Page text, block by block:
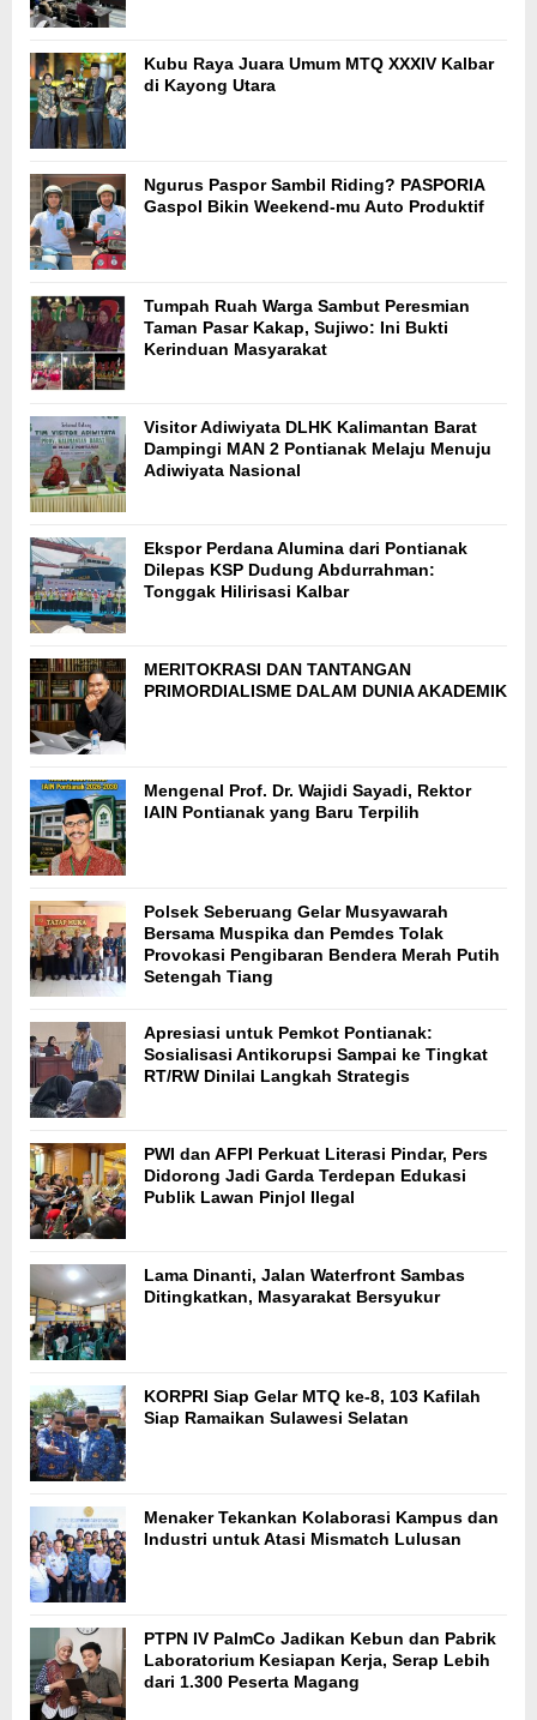
Kubu Raya Juara Umum MTQ XXXIV Kalbar
di Kayong Utara
Ngurus Paspor Sambil Riding? PASPORIA
Gaspol Bikin Weekend-mu Auto Produktif
Tumpah Ruah Warga Sambut Peresmian
Taman Pasar Kakap, Sujiwo: Ini Bukti
Kerinduan Masyarakat
Visitor Adiwiyata DLHK Kalimantan Barat
Dampingi MAN 2 Pontianak Melaju Menuju
Adiwiyata Nasional
Ekspor Perdana Alumina dari Pontianak
Dilepas KSP Dudung Abdurrahman:
Tonggak Hilirisasi Kalbar
MERITOKRASI DAN TANTANGAN
PRIMORDIALISME DALAM DUNIA AKADEMIK
Mengenal Prof. Dr. Wajidi Sayadi, Rektor
IAIN Pontianak yang Baru Terpilih
Polsek Seberuang Gelar Musyawarah
Bersama Muspika dan Pemdes Tolak
Provokasi Pengibaran Bendera Merah Putih
Setengah Tiang
Apresiasi untuk Pemkot Pontianak:
Sosialisasi Antikorupsi Sampai ke Tingkat
RT/RW Dinilai Langkah Strategis
PWI dan AFPI Perkuat Literasi Pindar, Pers
Didorong Jadi Garda Terdepan Edukasi
Publik Lawan Pinjol Ilegal
Lama Dinanti, Jalan Waterfront Sambas
Ditingkatkan, Masyarakat Bersyukur
KORPRI Siap Gelar MTQ ke-8, 103 Kafilah
Siap Ramaikan Sulawesi Selatan
Menaker Tekankan Kolaborasi Kampus dan
Industri untuk Atasi Mismatch Lulusan
PTPN IV PalmCo Jadikan Kebun dan Pabrik
Laboratorium Kesiapan Kerja, Serap Lebih
dari 1.300 Peserta Magang